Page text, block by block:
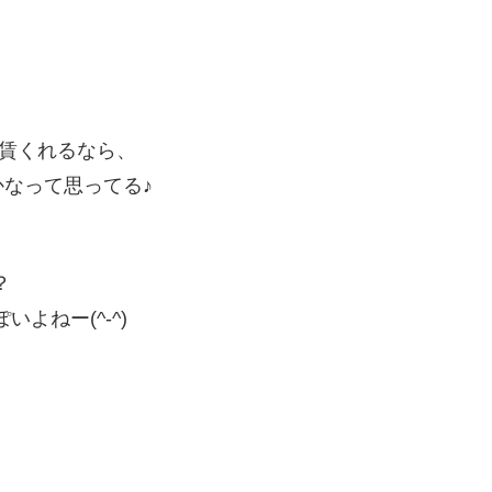
くれるなら、
って思ってる♪
いよねー(^-^)